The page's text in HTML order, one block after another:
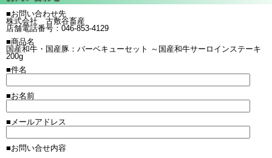
■お問い合わせ先
株式会社 古敷谷畜産
店舗電話番号：046-853-4129
■商品名
国産和牛・国産豚：バーベキューセット ～国産和牛サーロインステーキ
200g
■件名
■お名前
■メールアドレス
■お問い合せ内容